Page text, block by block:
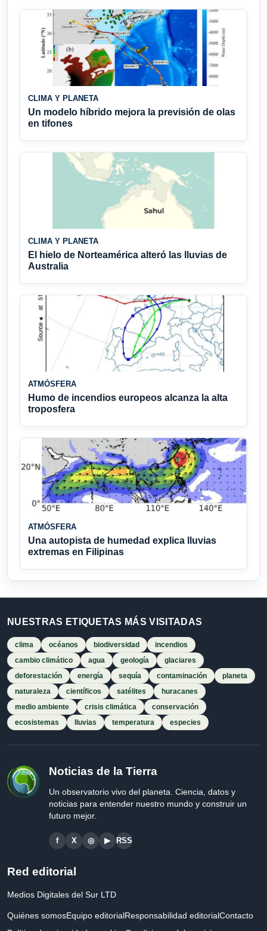
CLIMA Y PLANETA
Un modelo híbrido mejora la previsión de olas
en tifones
CLIMA Y PLANETA
El hielo de Norteamérica alteró las lluvias de
Australia
ATMÓSFERA
Humo de incendios europeos alcanza la alta
troposfera
ATMÓSFERA
Una autopista de humedad explica lluvias
extremas en Filipinas
NUESTRAS ETIQUETAS MÁS VISITADAS
clima océanos biodiversidad
incendios
cambio climático
agua geología
glaciares
deforestación
energía sequía contaminación
planeta
naturaleza
científicos satélites
huracanes
medio ambiente
crisis climática
conservación
ecosistemas
lluvias temperatura especies
Noticias de la Tierra
Un observatorio vivo del planeta. Ciencia, datos y
noticias para entender nuestro mundo y construir un
futuro mejor.
f X ◎ ▶ RSS
Red editorial
Medios Digitales del Sur LTD
Quiénes somosEquipo editorialResponsabilidad editorialContacto